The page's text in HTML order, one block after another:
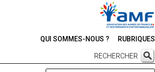
QUI SOMMES-NOUS ? RUBRIQUES
RECHERCHER